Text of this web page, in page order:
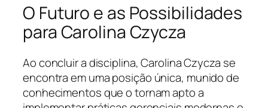
O Futuro e as Possibilidades
para Carolina Czycza
Ao concluir a disciplina, Carolina Czycza se
encontra em uma posição única, munido de
conhecimentos que o tornam apto a